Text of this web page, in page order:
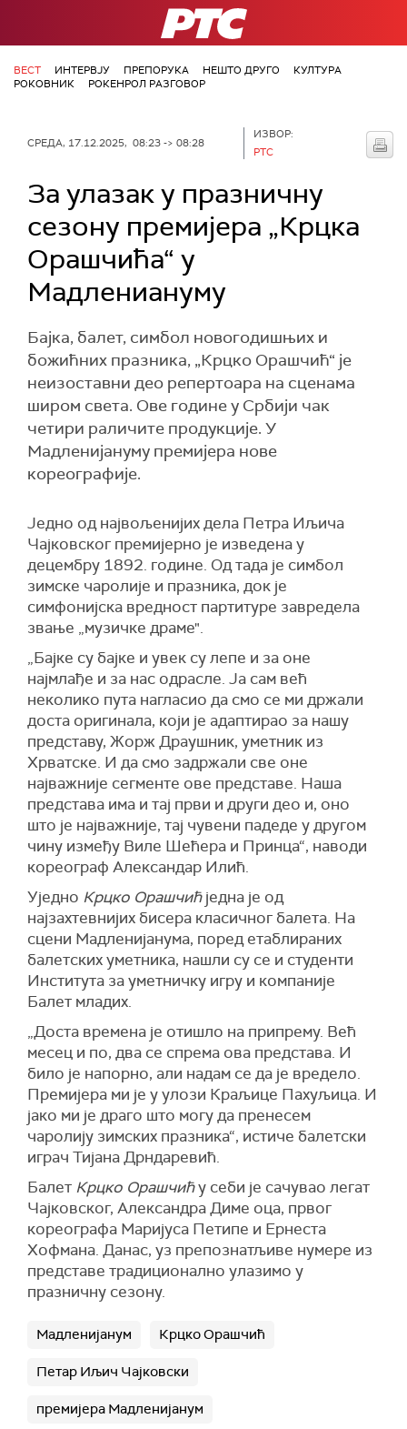
РТС
ВЕСТ ИНТЕРВЈУ ПРЕПОРУКА НЕШТО ДРУГО
КУЛТУРА
РОКОВНИК
РОКЕНРОЛ РАЗГОВОР
СРЕДА, 17.12.2025, 08:23 -> 08:28
ИЗВОР:
РТС
За улазак у празничну
сезону премијера „Крцка
Орашчића“ у
Мадлениануму
Бајка, балет, симбол новогодишњих и
божићних празника, „Крцко Орашчић“ је
неизоставни део репертоара на сценама
широм света. Ове године у Србији чак
четири раличите продукције. У
Мадленијануму премијера нове
кореографије.
Једно од највољенијих дела Петра Иљича
Чајковског премијерно је изведена у
децембру 1892. године. Од тада је симбол
зимске чаролије и празника, док је
симфонијска вредност партитуре завредела
звање „музичке драме".
„Бајке су бајке и увек су лепе и за оне
најмлађе и за нас одрасле. Ја сам већ
неколико пута нагласио да смо се ми држали
доста оригинала, који је адаптирао за нашу
представу, Жорж Драушник, уметник из
Хрватске. И да смо задржали све оне
најважније сегменте ове представе. Наша
представа има и тај први и други део и, оно
што је најважније, тај чувени падеде у другом
чину између Виле Шећера и Принца“, наводи
кореограф Александар Илић.
Уједно Крцко Орашчићједна је од
најзахтевнијих бисера класичног балета. На
сцени Мадленијанума, поред етаблираних
балетских уметника, нашли су се и студенти
Института за уметничку игру и компаније
Балет младих.
„Доста времена је отишло на припрему. Већ
месец и по, два се спрема ова представа. И
било је напорно, али надам се да је вредело.
Премијера ми је у улози Краљице Пахуљица. И
јако ми је драго што могу да пренесем
чаролију зимских празника“, истиче балетски
играч Тијана Дрндаревић.
Балет Крцко Орашчићу себи је сачувао легат
Чајковског, Александра Диме оца, првог
кореографа Маријуса Петипе и Ернеста
Хофмана. Данас, уз препознатљиве нумере из
представе традиционално улазимо у
празничну сезону.
Мадленијанум Крцко Орашчић
Петар Иљич Чајковски
премијера Мадленијанум